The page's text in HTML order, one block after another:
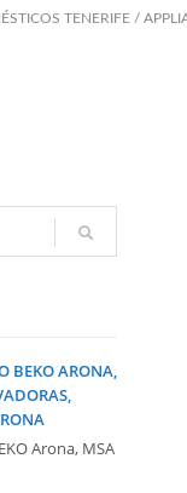
TENERIFE /
BEKO ARONA,
Arona, MSA